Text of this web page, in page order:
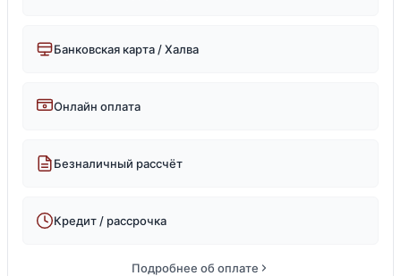
Банковская карта / Халва
Онлайн оплата
Безналичный рассчёт
Кредит / рассрочка
Подробнее об оплате